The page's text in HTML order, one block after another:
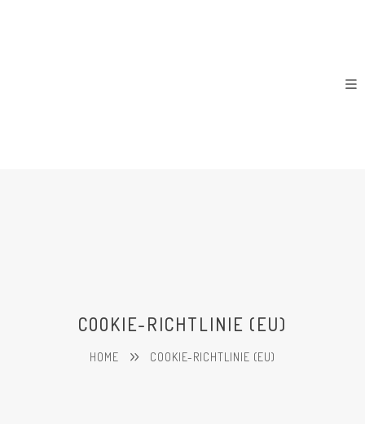
COOKIE-RICHTLINIE (EU)
HOME COOKIE-RICHTLINIE (EU)